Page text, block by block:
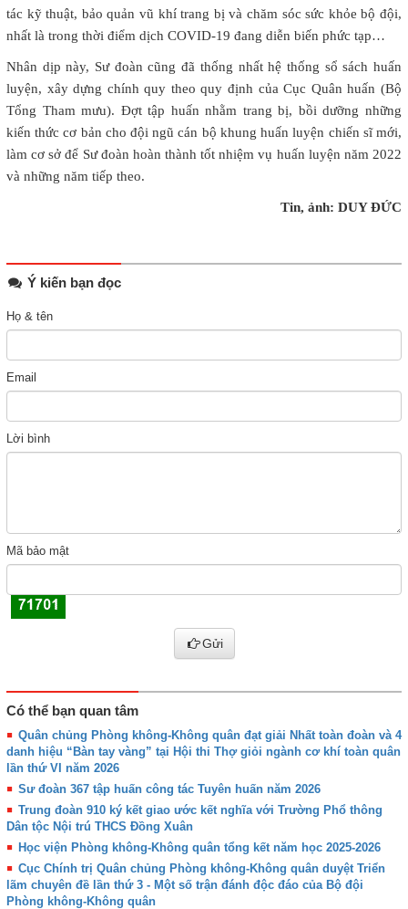
tác kỹ thuật, bảo quản vũ khí trang bị và chăm sóc sức khỏe bộ đội,
nhất là trong thời điểm dịch COVID-19 đang diễn biến phức tạp…
Nhân dịp này, Sư đoàn cũng đã thống nhất hệ thống sổ sách huấn
luyện, xây dựng chính quy theo quy định của Cục Quân huấn (Bộ
Tổng Tham mưu). Đợt tập huấn nhằm trang bị, bồi dưỡng những
kiến thức cơ bản cho đội ngũ cán bộ khung huấn luyện chiến sĩ mới,
làm cơ sở để Sư đoàn hoàn thành tốt nhiệm vụ huấn luyện năm 2022
và những năm tiếp theo.
Tin, ảnh: DUY ĐỨC
Ý kiến bạn đọc
Họ & tên
Email
Lời bình
Mã bảo mật
Gửi
Có thể bạn quan tâm
Quân chủng Phòng không-Không quân đạt giải Nhất toàn đoàn và 4
danh hiệu “Bàn tay vàng” tại Hội thi Thợ giỏi ngành cơ khí toàn quân
lần thứ VI năm 2026
Sư đoàn 367 tập huấn công tác Tuyên huấn năm 2026
Trung đoàn 910 ký kết giao ước kết nghĩa với Trường Phổ thông
Dân tộc Nội trú THCS Đồng Xuân
Học viện Phòng không-Không quân tổng kết năm học 2025-2026
Cục Chính trị Quân chủng Phòng không-Không quân duyệt Triển
lãm chuyên đề lần thứ 3 - Một số trận đánh độc đáo của Bộ đội
Phòng không-Không quân